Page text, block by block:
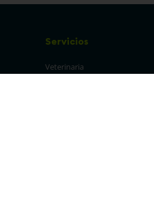
Servicios
Veterinaria